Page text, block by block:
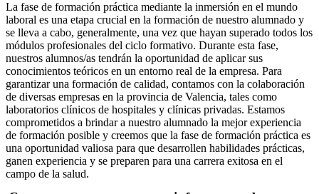
La fase de formación práctica mediante la inmersión en el mundo
laboral es una etapa crucial en la formación de nuestro alumnado y
se lleva a cabo, generalmente, una vez que hayan superado todos los
módulos profesionales del ciclo formativo. Durante esta fase,
nuestros alumnos/as tendrán la oportunidad de aplicar sus
conocimientos teóricos en un entorno real de la empresa. Para
garantizar una formación de calidad, contamos con la colaboración
de diversas empresas en la provincia de Valencia, tales como
laboratorios clínicos de hospitales y clínicas privadas. Estamos
comprometidos a brindar a nuestro alumnado la mejor experiencia
de formación posible y creemos que la fase de formación práctica es
una oportunidad valiosa para que desarrollen habilidades prácticas,
ganen experiencia y se preparen para una carrera exitosa en el
campo de la salud.